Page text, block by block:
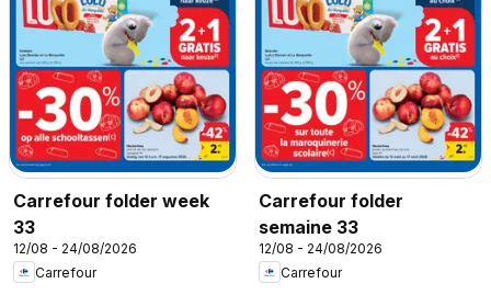
Carrefour folder week
33
12/08 - 24/08/2026
Carrefour
Carrefour folder
semaine 33
12/08 - 24/08/2026
Carrefour